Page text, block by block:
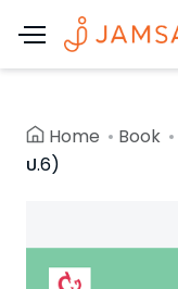
Home Book
ป.6)